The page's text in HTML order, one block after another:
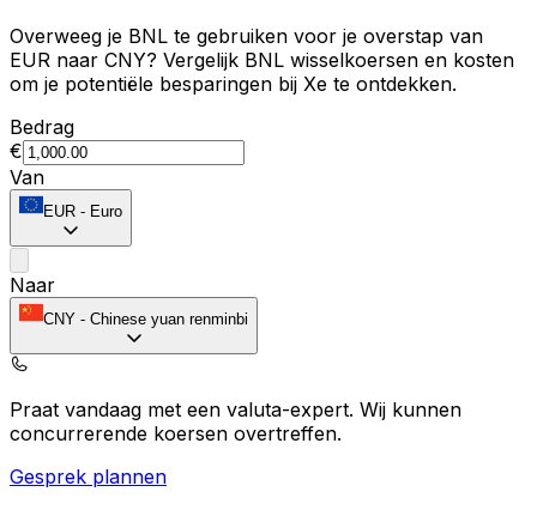
Overweeg je BNL te gebruiken voor je overstap van
EUR naar CNY? Vergelijk BNL wisselkoersen en kosten
om je potentiële besparingen bij Xe te ontdekken.
Bedrag
€
Van
EUR - Euro
Naar
CNY - Chinese yuan renminbi
Praat vandaag met een valuta-expert. Wij kunnen
concurrerende koersen overtreffen.
Gesprek plannen